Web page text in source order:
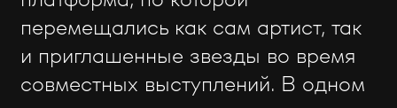
перемещались как сам артист, так
и приглашенные звезды во время
совместных выступлений. В одном